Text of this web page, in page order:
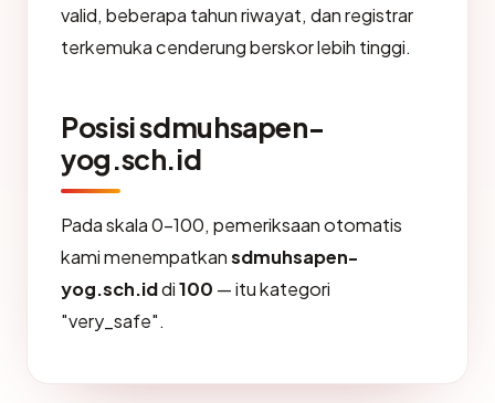
valid, beberapa tahun riwayat, dan registrar
terkemuka cenderung berskor lebih tinggi.
Posisi sdmuhsapen-
yog.sch.id
Pada skala 0-100, pemeriksaan otomatis
kami menempatkansdmuhsapen-
yog.sch.iddi100 — itu kategori
"very_safe".